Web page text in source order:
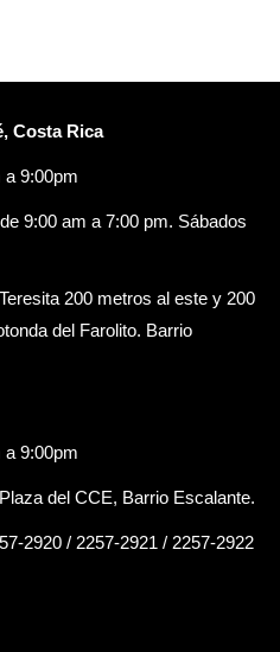
Costa Rica
a 9:00pm
9:00 am a 7:00 pm. Sábados
200 metros al este y 200
del Farolito. Barrio
a 9:00pm
del CCE, Barrio Escalante.
2920 / 2257-2921 / 2257-2922